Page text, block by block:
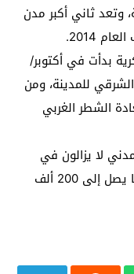
وتعد ثاني أكبر مدن
2014.
بدأت في أكتوبر/
للمدينة، ومن
الشطر الغربي
فإن نحو 600 ألف مدني لا يزالون في
الجانب الغربي للمدينة بعد أن فر منها ما يصل إلى 200 ألف